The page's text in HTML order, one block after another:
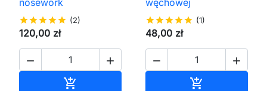
nosework
starstarstarstarstar (2)
120,00 zł
 

węchowej
starstarstarstarstar (1)
48,00 zł
 
